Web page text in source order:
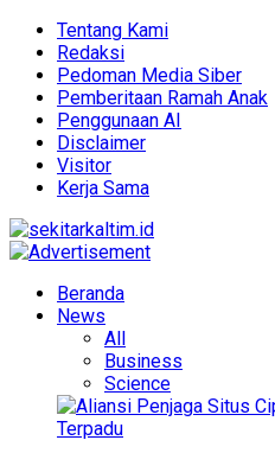
Tentang Kami
Redaksi
Pedoman Media Siber
Pemberitaan Ramah Anak
Penggunaan AI
Disclaimer
Visitor
Kerja Sama
Beranda
News
All
Business
Science